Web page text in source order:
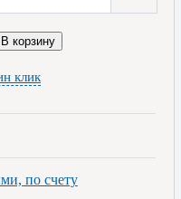
В корзину
клик
по счету